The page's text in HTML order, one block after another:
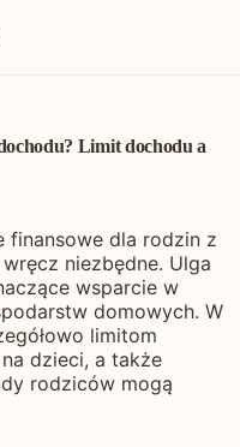
Limit dochodu a
finansowe dla rodzin z
niezbędne. Ulga
wsparcie w
domowych. W
limitom
dzieci, a także
rodziców mogą